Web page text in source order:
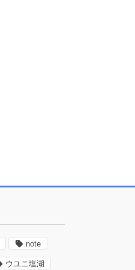
note
ウユニ塩湖